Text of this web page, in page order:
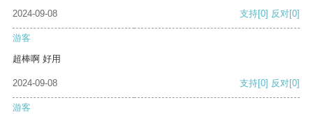
2024-09-08 支持[0] 反对[0]
游客
超棒啊 好用
2024-09-08 支持[0] 反对[0]
游客